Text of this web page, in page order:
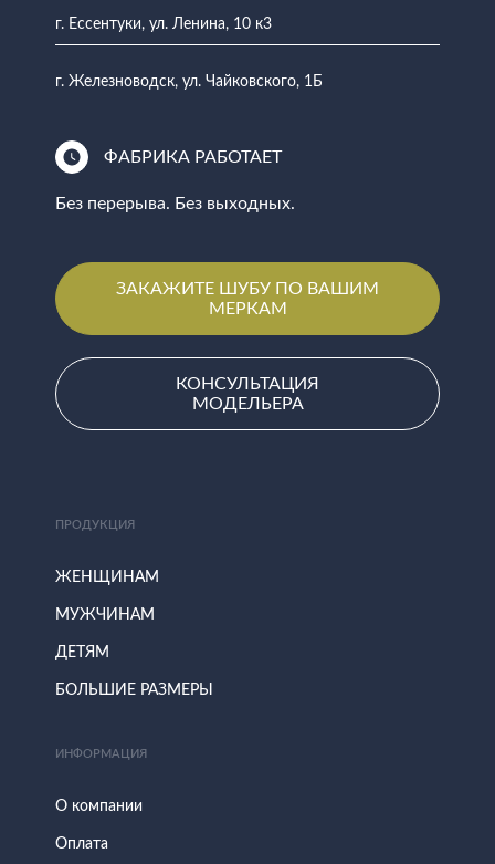
г. Ессентуки, ул. Ленина, 10 к3
г. Железноводск, ул. Чайковского, 1Б
ФАБРИКА РАБОТАЕТ
Без перерыва. Без выходных.
ЗАКАЖИТЕ ШУБУ ПО ВАШИМ
МЕРКАМ
КОНСУЛЬТАЦИЯ
МОДЕЛЬЕРА
ПРОДУКЦИЯ
ЖЕНЩИНАМ
МУЖЧИНАМ
ДЕТЯМ
БОЛЬШИЕ РАЗМЕРЫ
ИНФОРМАЦИЯ
О компании
Оплата